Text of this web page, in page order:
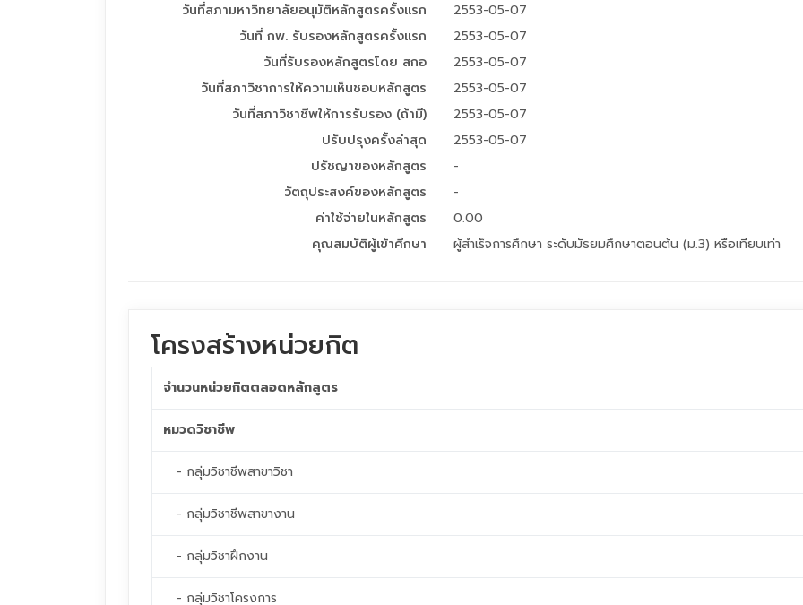
วันที่สภามหาวิทยาลัยอนุมัติหลักสูตรครั้งแรก
2553-05-07
วันที่ กพ. รับรองหลักสูตรครั้งแรก
2553-05-07
วันที่รับรองหลักสูตรโดย สกอ
2553-05-07
วันที่สภาวิชาการให้ความเห็นชอบหลักสูตร
2553-05-07
วันที่สภาวิชาชีพให้การรับรอง (ถ้ามี)
2553-05-07
ปรับปรุงครั้งล่าสุด
2553-05-07
ปรัชญาของหลักสูตร
-
วัตถุประสงค์ของหลักสูตร
-
ค่าใช้จ่ายในหลักสูตร
0.00
คุณสมบัติผู้เข้าศึกษา
ผู้สำเร็จการศึกษา ระดับมัธยมศึกษาตอนต้น (ม.3) หรือเทียบเท่า
โครงสร้างหน่วยกิต
จำนวนหน่วยกิตตลอดหลักสูตร
หมวดวิชาชีพ
- กลุ่มวิชาชีพสาขาวิชา
- กลุ่มวิชาชีพสาขางาน
- กลุ่มวิชาฝึกงาน
- กลุ่มวิชาโครงการ